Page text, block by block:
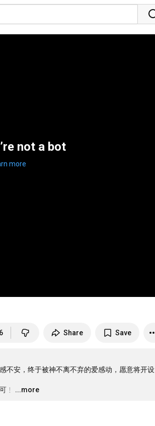
not a bot
more
6 Share Save
不安，终于被神不离不弃的爱感动，愿意将开设
﹗
…
...more